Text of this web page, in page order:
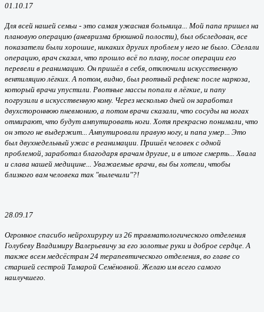
01.10.17
Для всей нашей семьи - это самая ужасная больница... Мой папа пришел на
плановую операцию (аневризма брюшной полости), был обследован, все
показатели были хорошие, никаких других проблем у него не было. Сделали
операцию, врач сказал, что прошло всё по плану, после операции его
перевели в реанимацию. Он пришёл в себя, отключили искусственную
вентиляцию лёгких. А потом, видно, был рвотный рефлекс после наркоза,
который врачи упустили. Рвотные массы попали в лёгкие, и папу
погрузили в искусственную кому. Через несколько дней он заработал
двухстороннюю пневмонию, а потом врачи сказали, что сосуды на ногах
отмирают, что будут ампутировать ноги. Хотя прекрасно понимали, что
он этого не выдержит... Ампутировали правую ногу, и папа умер... Это
был двухнедельный ужас в реанимации. Пришёл человек с одной
проблемой, заработал благодаря врачам другие, и в итоге смерть... Хвала
и слава нашей медицине... Уважаемые врачи, вы бы хотели, чтобы
близкого вам человека так "вылечили"?!
28.09.17
Огромное спасибо нейрохирургу из 26 травматологического отделения
Голубеву Владимиру Валерьевичу за его золотые руки и доброе сердце. А
также всем медсёстрам 24 терапевтического отделения, во главе со
старшей сестрой Тамарой Семёновной. Желаю им всего самого
наилучшего.